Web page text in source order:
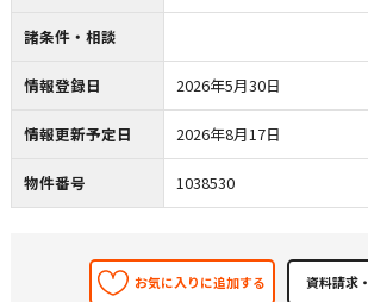
諸条件・相談
情報登録日 2026年5月30日
情報更新予定日 2026年8月17日
物件番号 1038530
お気に入りに追加する